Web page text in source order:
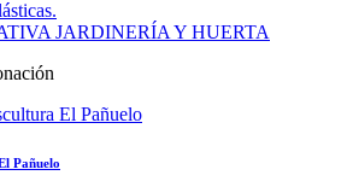
JARDINERÍA Y HUERTA
Pañuelo